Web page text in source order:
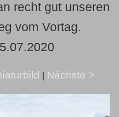
recht gut unseren
vom Vortag.
| Nächste >